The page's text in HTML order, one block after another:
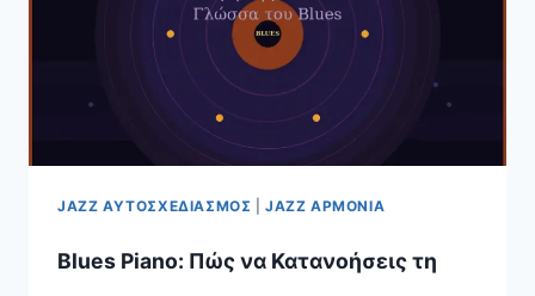
ΑΥΤΟΣΧΕΔΙΑΣΜΟΎ;
JAZZ ΑΥΤΟΣΧΕΔΙΑΣΜΌΣ |JAZZ ΑΡΜΟΝΊΑ
Blues Piano: Πώς να Κατανοήσεις τη